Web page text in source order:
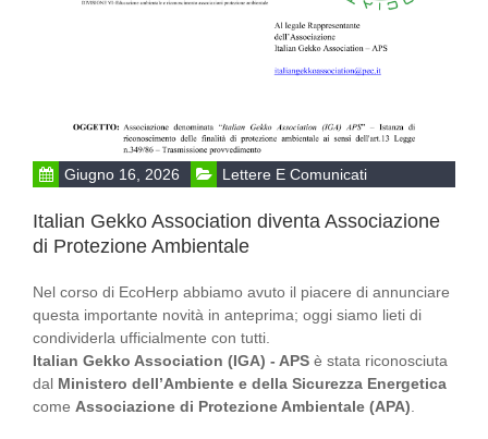
Giugno 16, 2026 Lettere E Comunicati
Italian Gekko Association diventa Associazione
di Protezione Ambientale
Nel corso di EcoHerp abbiamo avuto il piacere di annunciare
questa importante novità in anteprima; oggi siamo lieti di
condividerla ufficialmente con tutti.
Italian Gekko Association (IGA) - APS è stata riconosciuta
dal Ministero dell’Ambiente e della Sicurezza Energetica
come Associazione di Protezione Ambientale (APA)